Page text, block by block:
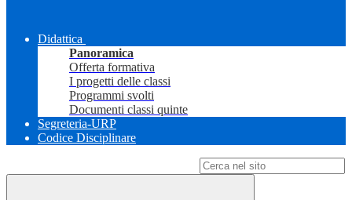
Didattica
Panoramica
Offerta formativa
I progetti delle classi
Programmi svolti
Documenti classi quinte
Segreteria-URP
Codice Disciplinare